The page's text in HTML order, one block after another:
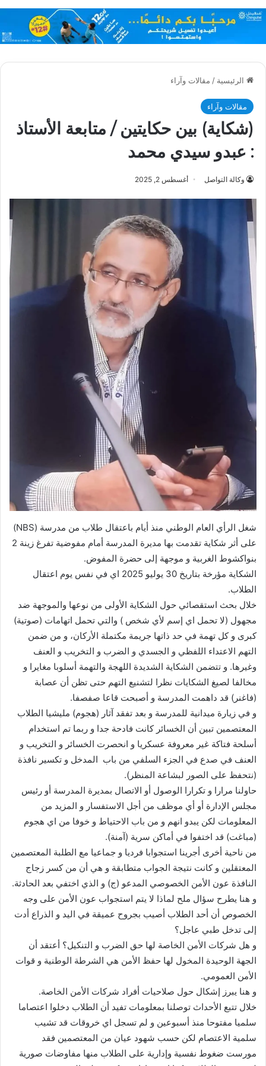
الرئيسية / مقالات وآراء
مقالات وآراء
(شكاية) بين حكايتين / متابعة الأستاذ
: عبدو سيدي محمد
وكالة التواصل أغسطس 2, 2025
شغل الرأي العام الوطني منذ أيام باعتقال طلاب من مدرسة (NBS)
على أثر شكاية تقدمت بها مديرة المدرسة أمام مفوضية تفرغ زينة 2
بنواكشوط الغربية و موجهة إلى حضرة المفوض.
الشكاية مؤرخة بتاريخ 30 يوليو 2025 اي في نفس يوم اعتقال
الطلاب.
خلال بحث استقصائي حول الشكاية الأولى من نوعها والموجهة ضد
مجهول (لا تحمل اي إسم لأي شخص ) والتي تحمل اتهامات (صوتية)
كبرى و كل تهمة في حد ذاتها جريمة مكتملة الأركان، و من ضمن
التهم الاعتداء اللفظي و الجسدي و الضرب و التخريب و العنف
وغيرها. و تتضمن الشكاية الشديدة اللهجة والتهمة أسلوبا مغايرا و
مخالفا لصيغ الشكايات نظرا لتشنيع التهم حتى تظن أن عصابة
(فاغنر) قد داهمت المدرسة و أصبحت قاعا صفصفا.
و في زيارة ميدانية للمدرسة و بعد تفقد آثار (هجوم) مليشيا الطلاب
المعتصمين تبين أن الخسائر كانت فادحة جدا و ربما تم استخدام
أسلحة فتاكة غير معروفة عسكريا و انحصرت الخسائر و التخريب و
العنف في صدع في الجزء السلفي من باب المدخل و تكسير نافذة
(نتحفظ على الصور لبشاعة المنظر).
حاولنا مرارا و تكرارا الوصول أو الاتصال بمديرة المدرسة أو رئيس
مجلس الإدارة أو أي موظف من أجل الاستفسار و المزيد من
المعلومات لكن يبدو انهم و من باب الاحتياط و خوفا من اي هجوم
(مباغت) قد اختفوا في أماكن سرية (آمنة).
من ناحية أخرى أجرينا استجوابا فرديا و جماعيا مع الطلبة المعتصمين
المعتقلين و كانت نتيجة الجواب متطابقة و هي أن من كسر زجاج
النافذة عون الأمن الخصوصي المدعو (ج) و الذي اختفي بعد الحادثة.
و هنا يطرح سؤال ملح لماذا لا يتم استجواب عون الأمن على وجه
الخصوص أن أحد الطلاب أصيب بجروح عميقة في اليد و الذراع أدت
إلى تدخل طبي عاجل؟
و هل شركات الأمن الخاصة لها حق الضرب و التنكيل؟ أعتقد أن
الجهة الوحيدة المخول لها حفظ الأمن هي الشرطة الوطنية و قوات
الأمن العمومي.
و هنا يبرز إشكال حول صلاحيات أفراد شركات الأمن الخاصة.
خلال تتبع الأحداث توصلنا بمعلومات تفيد أن الطلاب دخلوا اعتصاما
سلميا مفتوحا منذ أسبوعين و لم تسجل اي خروقات قد تشيب
سلمية الاعتصام لكن حسب شهود عيان من المعتصمين فقد
مورست ضغوط نفسية وإدارية على الطلاب منها مفاوضات صورية